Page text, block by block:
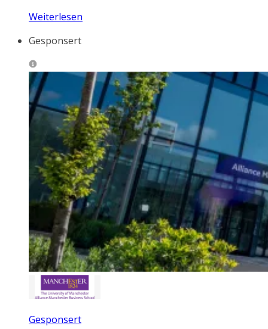
Weiterlesen
Gesponsert
Gesponsert